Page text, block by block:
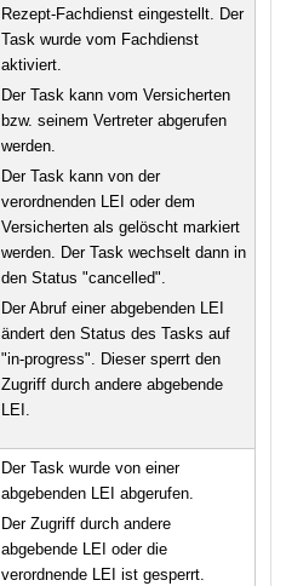
Rezept-Fachdienst eingestellt. Der
Task wurde vom Fachdienst
aktiviert.
Der Task kann vom Versicherten
bzw. seinem Vertreter abgerufen
werden.
Der Task kann von der
verordnenden LEI oder dem
Versicherten als gelöscht markiert
werden. Der Task wechselt dann in
den Status "cancelled".
Der Abruf einer abgebenden LEI
ändert den Status des Tasks auf
"in-progress". Dieser sperrt den
Zugriff durch andere abgebende
LEI.
Der Task wurde von einer
abgebenden LEI abgerufen.
Der Zugriff durch andere
abgebende LEI oder die
verordnende LEI ist gesperrt.